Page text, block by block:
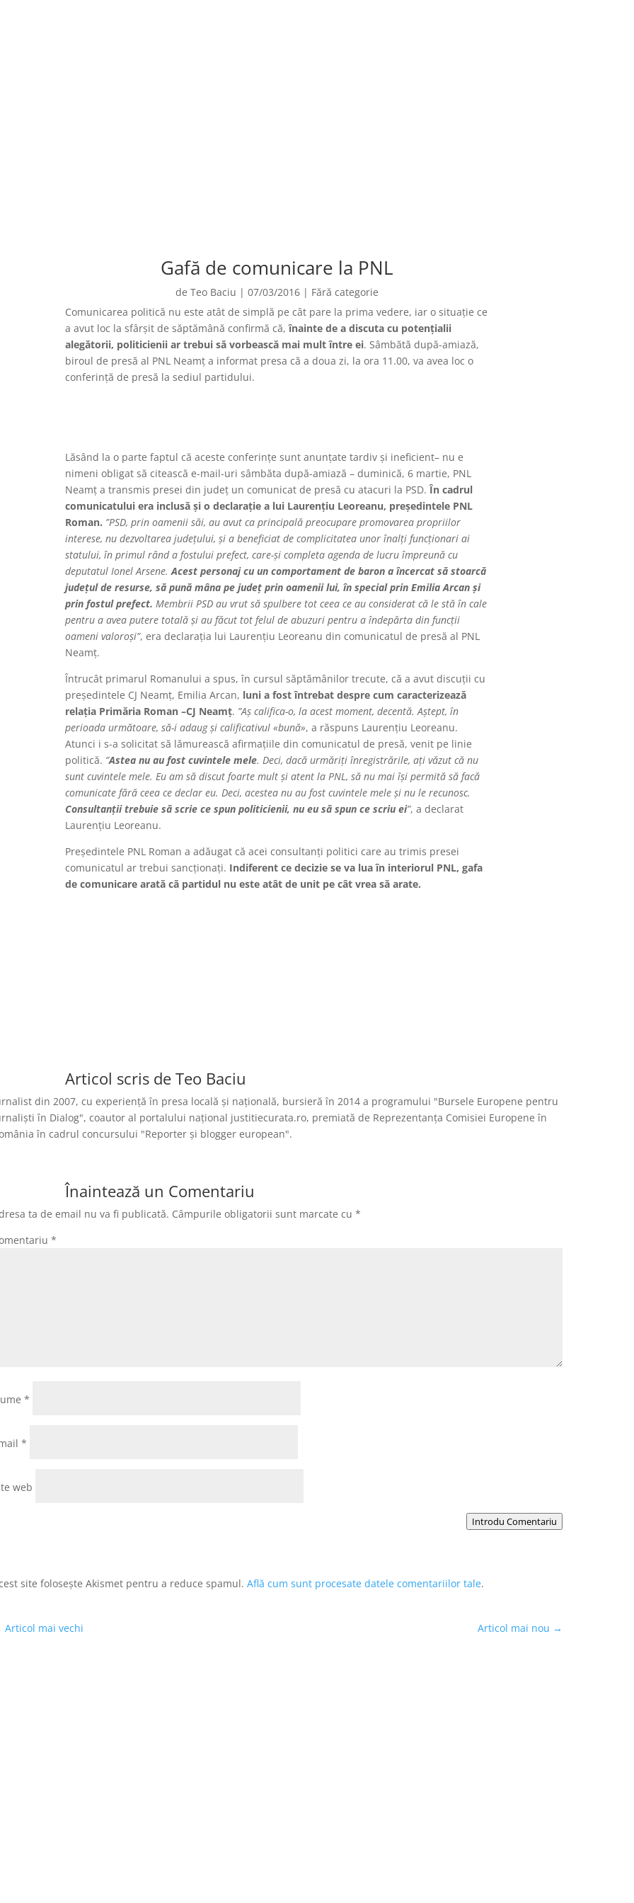
Gafă de comunicare la PNL
deTeo Baciu |07/03/2016 | Fără categorie
Comunicarea politică nu este atât de simplă pe cât pare la prima vedere, iar o situație ce
a avut loc la sfârșit de săptămână confirmă că,înainte de a discuta cu potențialii
alegătorii, politicienii ar trebui să vorbească mai mult între ei. Sâmbătă după-amiază,
biroul de presă al PNL Neamț a informat presa că a doua zi, la ora 11.00, va avea loc o
conferință de presă la sediul partidului.
Lăsând la o parte faptul că aceste conferințe sunt anunțate tardiv și ineficient– nu e
nimeni obligat să citească e-mail-uri sâmbăta după-amiază – duminică, 6 martie, PNL
Neamț a transmis presei din județ un comunicat de presă cu atacuri la PSD.În cadrul
comunicatului era inclusă și o declarație a lui Laurențiu Leoreanu, președintele PNL
Roman. ”PSD, prin oamenii săi, au avut ca principală preocupare promovarea propriilor
interese, nu dezvoltarea județului, și a beneficiat de complicitatea unor înalți funcționari ai
statului, în primul rând a fostului prefect, care-și completa agenda de lucru împreună cu
deputatul Ionel Arsene.Acest personaj cu un comportament de baron a încercat să stoarcă
județul de resurse, să pună mâna pe județ prin oamenii lui, în special prin Emilia Arcan și
prin fostul prefect. Membrii PSD au vrut să spulbere tot ceea ce au considerat că le stă în cale
pentru a avea putere totală și au făcut tot felul de abuzuri pentru a îndepărta din funcții
oameni valoroși”, era declarația lui Laurențiu Leoreanu din comunicatul de presă al PNL
Neamț.
Întrucât primarul Romanului a spus, în cursul săptămânilor trecute, că a avut discuții cu
președintele CJ Neamț, Emilia Arcan, luni a fost întrebat despre cum caracterizează
relația Primăria Roman –CJ Neamț. ”Aș califica-o, la acest moment, decentă. Aștept, în
perioada următoare, să-i adaug și calificativul «bună», a răspuns Laurențiu Leoreanu.
Atunci i s-a solicitat să lămurească afirmațiile din comunicatul de presă, venit pe linie
politică. ”Astea nu au fost cuvintele mele. Deci, dacă urmăriți înregistrările, ați văzut că nu
sunt cuvintele mele. Eu am să discut foarte mult și atent la PNL, să nu mai își permită să facă
comunicate fără ceea ce declar eu. Deci, acestea nu au fost cuvintele mele și nu le recunosc.
Consultanții trebuie să scrie ce spun politicienii, nu eu să spun ce scriu ei”, a declarat
Laurențiu Leoreanu.
Președintele PNL Roman a adăugat că acei consultanți politici care au trimis presei
comunicatul ar trebui sancționați. Indiferent ce decizie se va lua în interiorul PNL, gafa
de comunicare arată că partidul nu este atât de unit pe cât vrea să arate.
Articol scris de Teo Baciu
din 2007, cu experiență în presa locală și națională, bursieră în 2014 a programului "Bursele Europene pentru
în Dialog", coautor al portalului național justitiecurata.ro, premiată de Reprezentanța Comisiei Europene în
în cadrul concursului "Reporter și blogger european".
Înaintează un Comentariu
ta de email nu va fi publicată. Câmpurile obligatorii sunt marcate cu *
*
*
*
web
Introdu Comentariu
site folosește Akismet pentru a reduce spamul. Află cum sunt procesate datele comentariilor tale.
Articol mai vechi Articol mai nou →